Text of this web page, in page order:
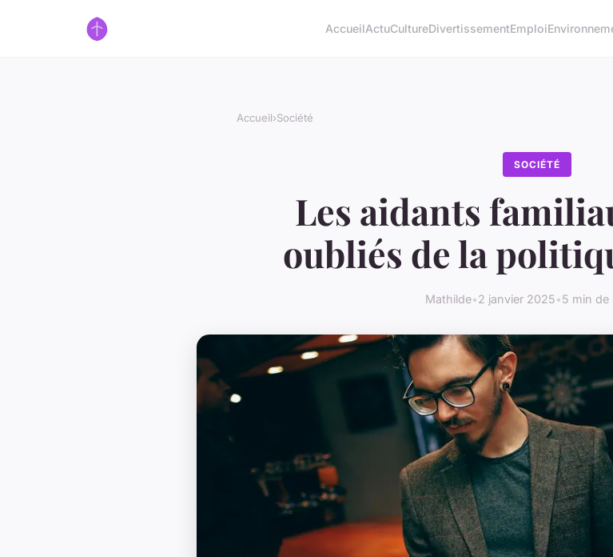
AccueilActuCultureDivertissementEmploi
Accueil›Société
SOCIÉTÉ
Les aidants
oubliés de la
Mathilde•2 janvier 2025•5 min de